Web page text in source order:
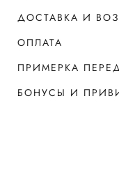
ДОСТАВКА И
ОПЛАТА
ПРИМЕРКА
БОНУСЫ И